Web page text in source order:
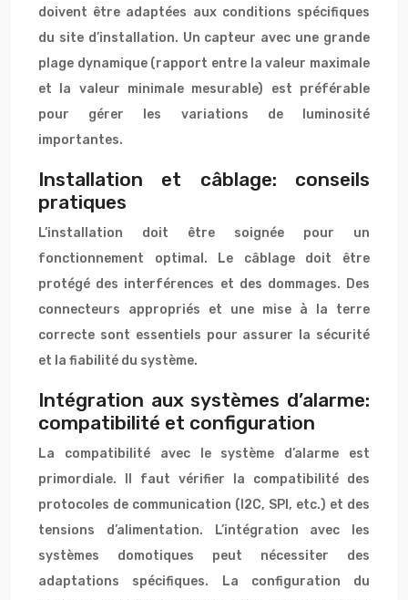
doivent être adaptées aux conditions spécifiques
du site d’installation. Un capteur avec une grande
plage dynamique (rapport entre la valeur maximale
et la valeur minimale mesurable) est préférable
pour gérer les variations de luminosité
importantes.
Installation et câblage: conseils
pratiques
L’installation doit être soignée pour un
fonctionnement optimal. Le câblage doit être
protégé des interférences et des dommages. Des
connecteurs appropriés et une mise à la terre
correcte sont essentiels pour assurer la sécurité
et la fiabilité du système.
Intégration aux systèmes d’alarme:
compatibilité et configuration
La compatibilité avec le système d’alarme est
primordiale. Il faut vérifier la compatibilité des
protocoles de communication (I2C, SPI, etc.) et des
tensions d’alimentation. L’intégration avec les
systèmes domotiques peut nécessiter des
adaptations spécifiques. La configuration du